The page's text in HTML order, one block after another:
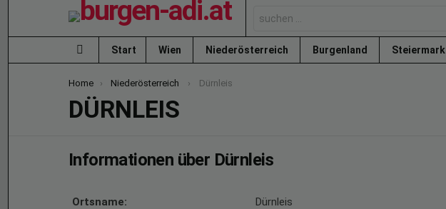
for:
Menu
Start Wien Niederösterreich Burgenland Steiermark
You are here:
Home Niederösterreich Dürnleis
DÜRNLEIS
Informationen über Dürnleis
Ortsname: Dürnleis